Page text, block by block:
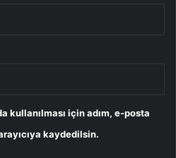
kullanılması için adım, e-posta
kaydedilsin.